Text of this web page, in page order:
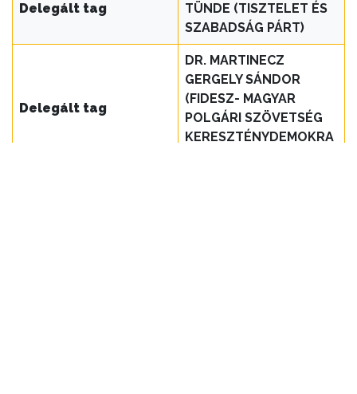
Delegált tag
TÜNDE (TISZTELET ÉS
SZABADSÁG PÁRT)
Delegált tag
DR. MARTINECZ
GERGELY SÁNDOR
(FIDESZ- MAGYAR
POLGÁRI SZÖVETSÉG
KERESZTÉNYDEMOKRA